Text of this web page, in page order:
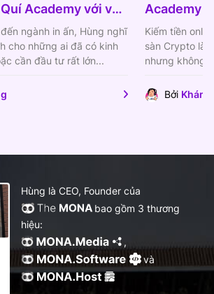
Academy với vốn
ngành in ấn, Hùng nghĩ
cho những ai đã có kinh
cần đầu tư rất lớn...
Academy
Marketing
Kiếm tiền
sàn Crypto là
nhưng không
Bởi
Hùng là CEO, Founder của
bao gồm 3 thương
hiệu:
,
và